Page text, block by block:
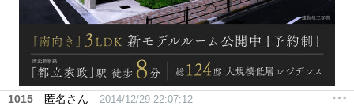
1015 匿名さん 2014/12/29 22:07:12